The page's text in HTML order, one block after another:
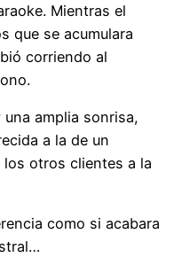
Mientras el
que se acumulara
corriendo al
amplia sonrisa,
a la de un
otros clientes a la
como si acabara